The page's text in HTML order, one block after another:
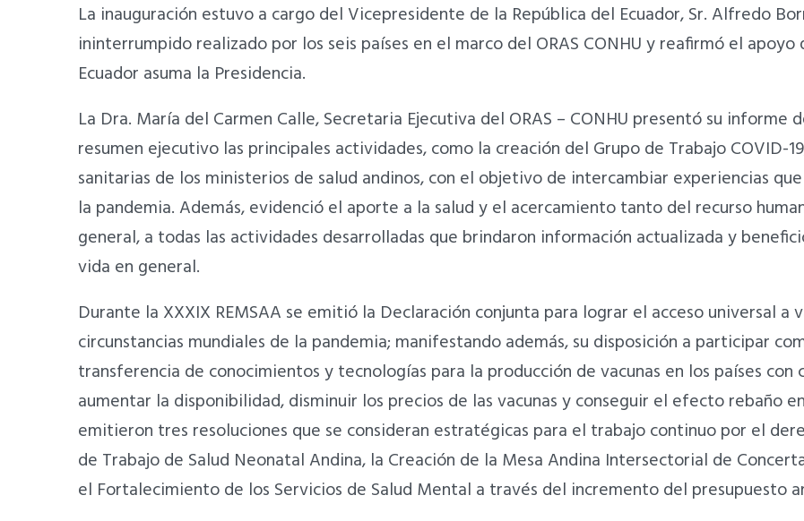
La inauguración estuvo a cargo del Vicepresidente de la República del Ecuador, Sr. Alfredo
ininterrumpido realizado por los seis países en el marco del ORAS CONHU y reafirmó el
Ecuador asuma la Presidencia.
La Dra. María del Carmen Calle, Secretaria Ejecutiva del ORAS – CONHU presentó su informe
resumen ejecutivo las principales actividades, como la creación del Grupo de Trabajo COVID-
sanitarias de los ministerios de salud andinos, con el objetivo de intercambiar experiencias
la pandemia. Además, evidenció el aporte a la salud y el acercamiento tanto del recurso
general, a todas las actividades desarrolladas que brindaron información actualizada y
vida en general.
Durante la XXXIX REMSAA se emitió la Declaración conjunta para lograr el acceso universal a
circunstancias mundiales de la pandemia; manifestando además, su disposición a participar
transferencia de conocimientos y tecnologías para la producción de vacunas en los países
aumentar la disponibilidad, disminuir los precios de las vacunas y conseguir el efecto rebaño
emitieron tres resoluciones que se consideran estratégicas para el trabajo continuo por el
de Trabajo de Salud Neonatal Andina, la Creación de la Mesa Andina Intersectorial de
el Fortalecimiento de los Servicios de Salud Mental a través del incremento del presupuesto